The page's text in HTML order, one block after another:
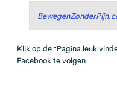
Klik op de "Pagina leuk
Facebook te volgen.